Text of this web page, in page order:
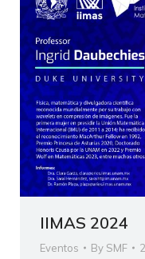
IIMAS 2024
Eventos By SMF